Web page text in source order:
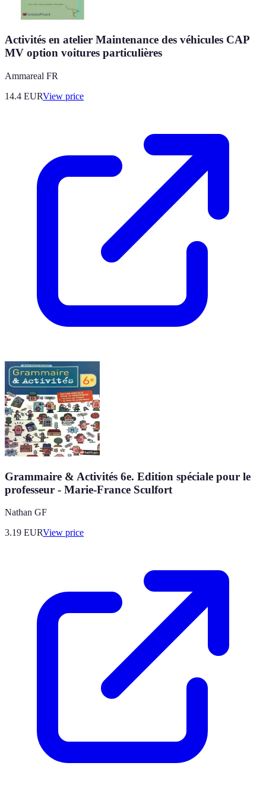
Activités en atelier Maintenance des véhicules CAP
MV option voitures particulières
Ammareal FR
14.4 EURView price
Grammaire & Activités 6e. Edition spéciale pour le
professeur - Marie-France Sculfort
Nathan GF
3.19 EURView price